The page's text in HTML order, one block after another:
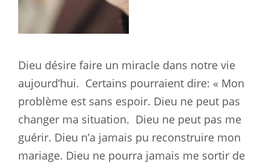
Dieu désire faire un miracle dans notre vie
aujourd’hui. Certains pourraient dire: « Mon
problème est sans espoir. Dieu ne peut pas
changer ma situation. Dieu ne peut pas me
guérir. Dieu n’a jamais pu reconstruire mon
mariage. Dieu ne pourra jamais me sortir de